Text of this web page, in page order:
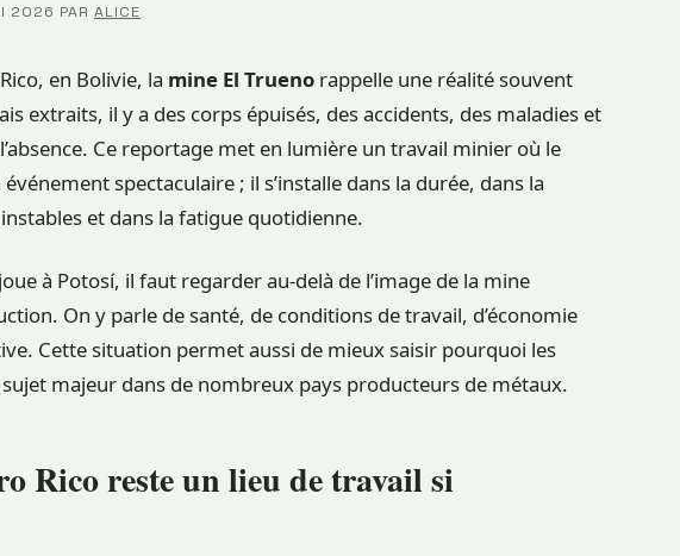
2026 PAR ALICE
en Bolivie, la mine El Trueno rappelle une réalité souvent
extraits, il y a des corps épuisés, des accidents, des maladies et
Ce reportage met en lumière un travail minier où le
spectaculaire ; il s’installe dans la durée, dans la
et dans la fatigue quotidienne.
à Potosí, il faut regarder au-delà de l’image de la mine
On y parle de santé, de conditions de travail, d’économie
Cette situation permet aussi de mieux saisir pourquoi les
majeur dans de nombreux pays producteurs de métaux.
Rico reste un lieu de travail si